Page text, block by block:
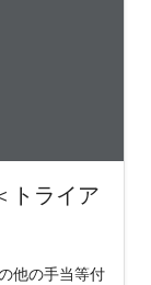
トライア
他の手当等付